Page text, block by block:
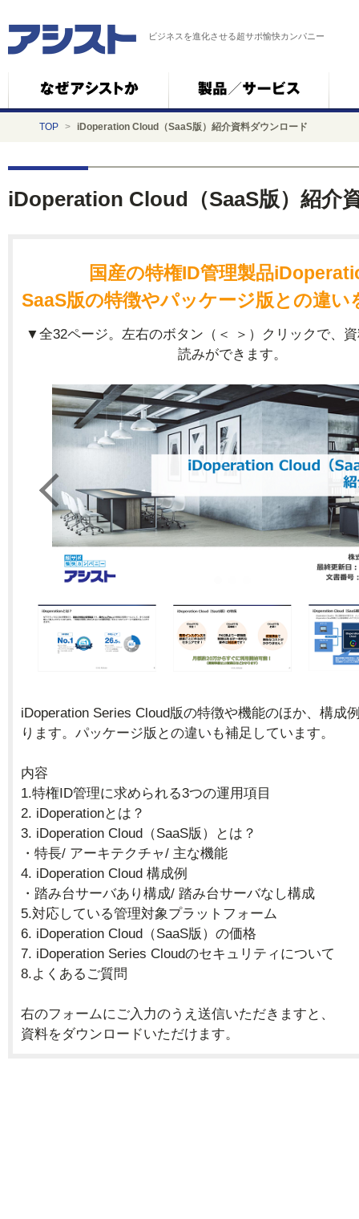
ビジネスを進化させる超サポ愉快カンパニー
TOP > iDoperation Cloud（SaaS版）紹介資料ダウンロード
iDoperation Cloud（SaaS版）紹介
国産の特権ID管理製品
SaaS版の特徴やパッケージ版との違い
▼全32ページ。左右のボタン（＜ ＞）クリックで、
読みができます。
iDoperation Series Cloud版の特徴や機能のほか、構成
ります。パッケージ版との違いも補足しています。
内容
1.特権ID管理に求められる3つの運用項目
2. iDoperationとは？
3. iDoperation Cloud（SaaS版）とは？
・特長/ アーキテクチャ/ 主な機能
4. iDoperation Cloud 構成例
・踏み台サーバあり構成/ 踏み台サーバなし構成
5.対応している管理対象プラットフォーム
6. iDoperation Cloud（SaaS版）の価格
7. iDoperation Series Cloudのセキュリティについて
8.よくあるご質問
右のフォームにご入力のうえ送信いただきますと、
資料をダウンロードいただけます。